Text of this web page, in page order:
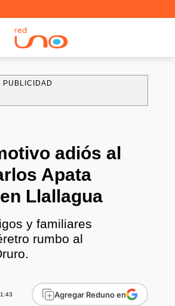
PUBLICIDAD
adiós al
Apata
Llallagua
y familiares
rumbo al
Agregar Reduno en